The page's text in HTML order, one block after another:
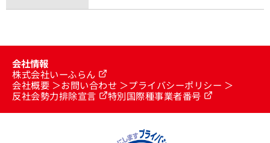
会社情報
株式会社いーふらん
会社概要
お問い合わせ
プライバシーポリシー
反社会勢力排除宣言
特別国際種事業者番号